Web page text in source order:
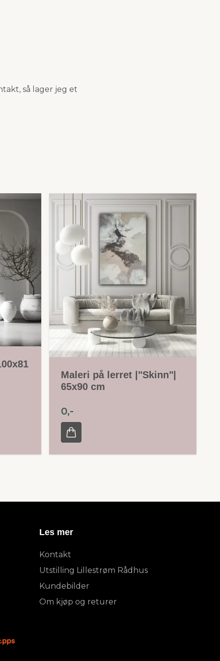
så lager jeg et
Maleri på lerret |"Skinn"|
65x90 cm
0,-
Les mer
Kontakt
Utstilling Lillestrøm Rådhus
Kundebilder
Om kjøp og returer